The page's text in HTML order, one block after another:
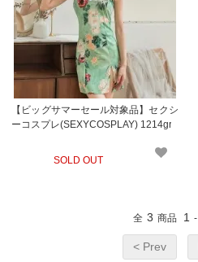
【ビッグサマーセール対象品】セクシ
ーコスプレ(SEXYCOSPLAY) 1214gr
SOLD OUT
全 3 商品 1 -
< Prev